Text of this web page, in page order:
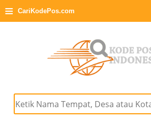
≡ CariKodePos.com